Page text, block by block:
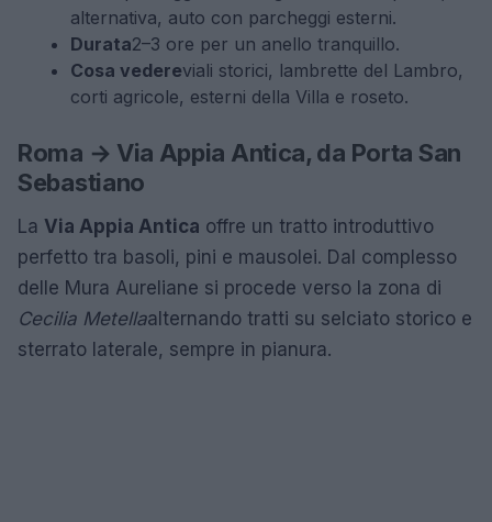
alternativa, auto con parcheggi esterni.
Durata2–3 ore per un anello tranquillo.
Cosa vedereviali storici, lambrette del Lambro,
corti agricole, esterni della Villa e roseto.
Roma → Via Appia Antica, da Porta San
Sebastiano
La Via Appia Antica offre un tratto introduttivo
perfetto tra basoli, pini e mausolei. Dal complesso
delle Mura Aureliane si procede verso la zona di
Cecilia Metellaalternando tratti su selciato storico e
sterrato laterale, sempre in pianura.